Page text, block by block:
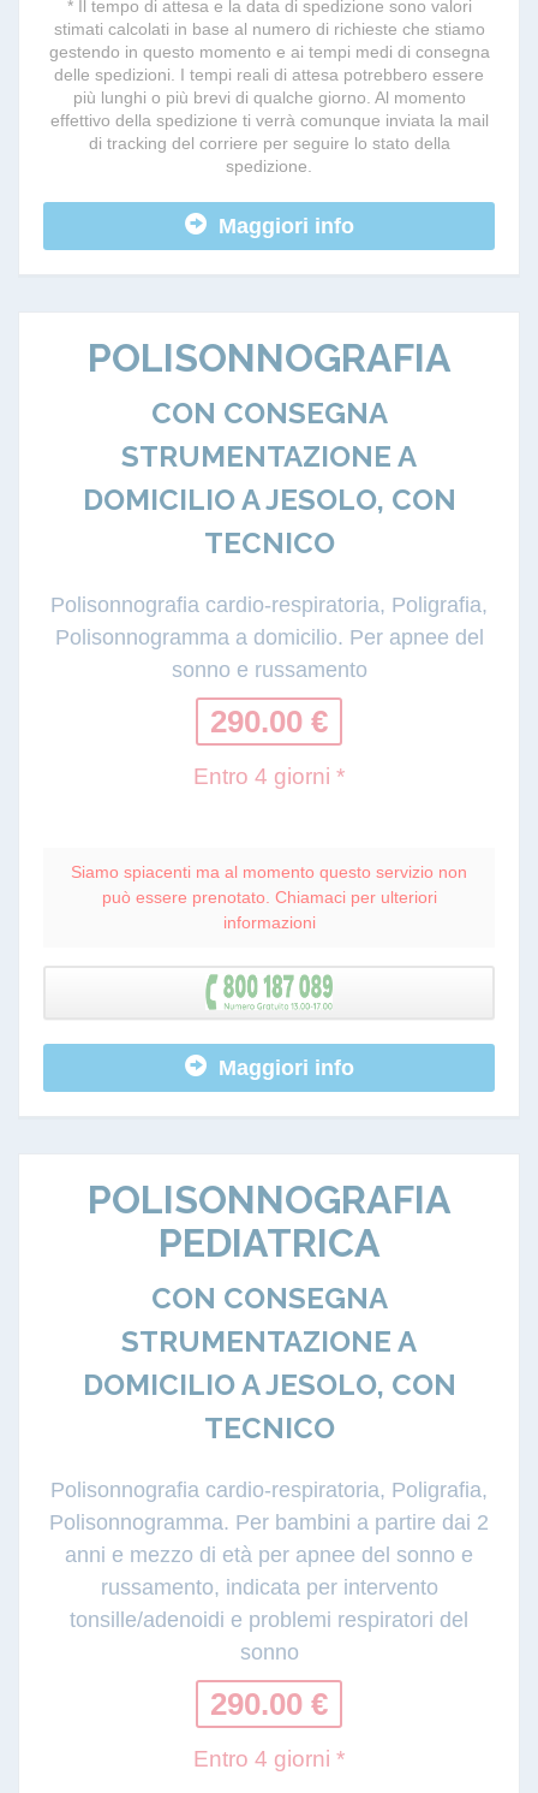
* Il tempo di attesa e la data di spedizione sono valori
stimati calcolati in base al numero di richieste che stiamo
gestendo in questo momento e ai tempi medi di consegna
delle spedizioni. I tempi reali di attesa potrebbero essere
più lunghi o più brevi di qualche giorno. Al momento
effettivo della spedizione ti verrà comunque inviata la mail
di tracking del corriere per seguire lo stato della
spedizione.
Maggiori info
POLISONNOGRAFIA
CON CONSEGNA
STRUMENTAZIONE A
DOMICILIO A JESOLO, CON
TECNICO
Polisonnografia cardio-respiratoria, Poligrafia,
Polisonnogramma a domicilio. Per apnee del
sonno e russamento
290.00 €
Entro 4 giorni *
Siamo spiacenti ma al momento questo servizio non
può essere prenotato. Chiamaci per ulteriori
informazioni
Maggiori info
POLISONNOGRAFIA
PEDIATRICA
CON CONSEGNA
STRUMENTAZIONE A
DOMICILIO A JESOLO, CON
TECNICO
Polisonnografia cardio-respiratoria, Poligrafia,
Polisonnogramma. Per bambini a partire dai 2
anni e mezzo di età per apnee del sonno e
russamento, indicata per intervento
tonsille/adenoidi e problemi respiratori del
sonno
290.00 €
Entro 4 giorni *